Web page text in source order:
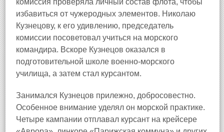
комиссия проверяла личный состав флота, чтобы
избавиться от чужеродных элементов. Николаю
Кузнецову, к его удивлению, председатель
комиссии посоветовал учиться на морского
командира. Вскоре Кузнецов оказался в
подготовительной школе военно-морского
училища, а затем стал курсантом.
Занимался Кузнецов прилежно, добросовестно.
Особенное внимание уделял он морской практике.
Четыре кампании отплавал курсант на крейсере